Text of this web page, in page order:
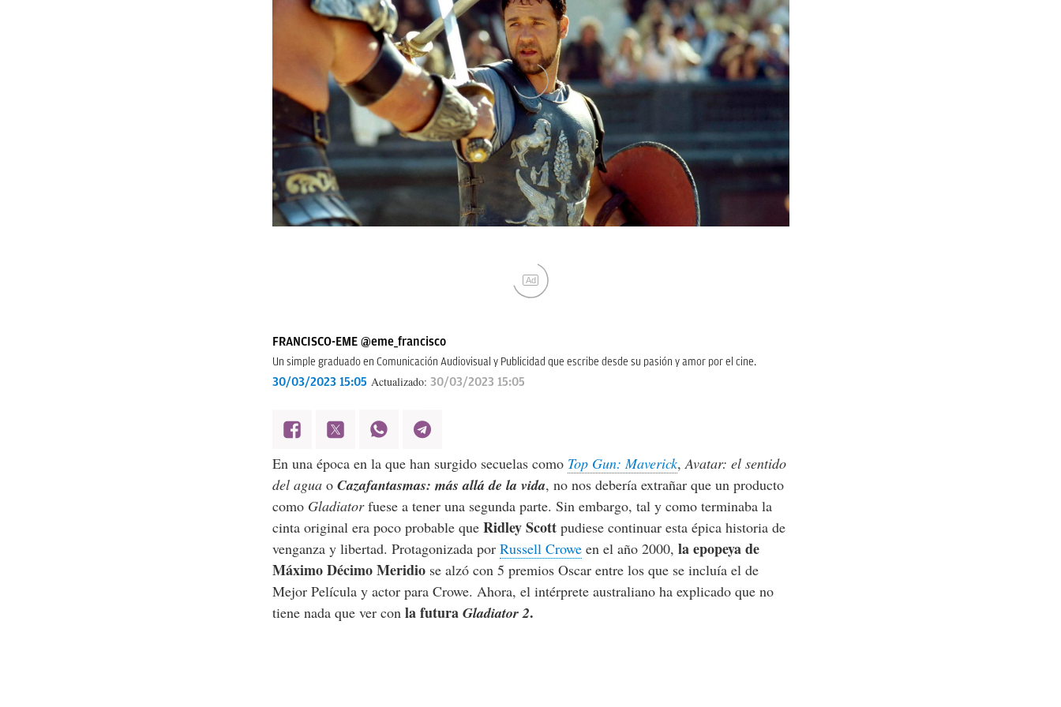
Ad
FRANCISCO-EME @eme_francisco
Un simple graduado en Comunicación Audiovisual y Publicidad que escribe desde su pasión y amor por el cine.
30/03/2023 15:05 Actualizado: 30/03/2023 15:05
En una época en la que han surgido secuelas como Top Gun: Maverick, Avatar: el sentido
del agua o Cazafantasmas: más allá de la vida, no nos debería extrañar que un producto
como Gladiatorfuese a tener una segunda parte. Sin embargo, tal y como terminaba la
cinta original era poco probable que Ridley Scottpudiese continuar esta épica historia de
venganza y libertad. Protagonizada por Russell Croween el año 2000, la epopeya de
Máximo Décimo Meridiose alzó con 5 premios Oscar entre los que se incluía el de
Mejor Película y actor para Crowe. Ahora, el intérprete australiano ha explicado que no
tiene nada que ver con la futura Gladiator 2.